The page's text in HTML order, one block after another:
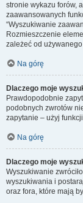
stronie wykazu forów,
zaawansowanych
“Wyszukiwanie
Rozmieszczenie
zależeć od
Na górę
Dlaczego moje
Prawdopodobnie
podobnych zwrotów
zapytanie – użyj
Na górę
Dlaczego moje
Wyszukiwanie
wyszukiwania i
oraz fora, które mają